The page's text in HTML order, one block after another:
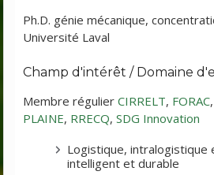
Ph.D. génie mécanique,
Université Laval
Champ d'intérêt / Domaine
Membre régulier CIRRELT, FORAC,
PLAINE, RRECQ, SDG Innovation
Logistique,
intelligent et durable